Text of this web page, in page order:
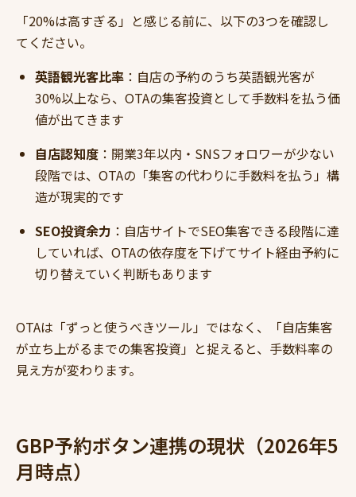
「20%は高すぎる」と感じる前に、以下の3つを確認し
てください。
英語観光客比率 ：自店の予約のうち英語観光客が
30%以上なら、OTAの集客投資として手数料を払う価
値が出てきます
自店認知度 ：開業3年以内・SNSフォロワーが少ない
段階では、OTAの「集客の代わりに手数料を払う」構
造が現実的です
SEO投資余力 ：自店サイトでSEO集客できる段階に達
していれば、OTAの依存度を下げてサイト経由予約に
切り替えていく判断もあります
OTAは「ずっと使うべきツール」ではなく、「自店集客
が立ち上がるまでの集客投資」と捉えると、手数料率の
見え方が変わります。
GBP予約ボタン連携の現状（2026年5
月時点）